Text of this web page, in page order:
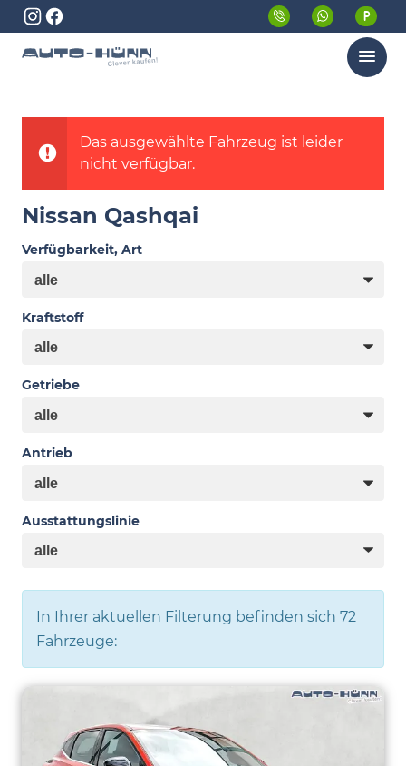
Menü
Das ausgewählte Fahrzeug ist leider
nicht verfügbar.
Nissan Qashqai
Verfügbarkeit, Art
Kraftstoff
Getriebe
Antrieb
Ausstattungslinie
In Ihrer aktuellen Filterung befinden sich 72
Fahrzeuge: